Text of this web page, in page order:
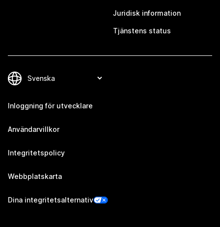
Juridisk information
Tjänstens status
Inloggning för utvecklare
Användarvillkor
Integritetspolicy
Webbplatskarta
Dina integritetsalternativ